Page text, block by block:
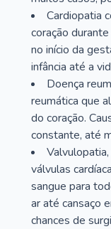
Cardiopatia
coração
no início da
infância até a
Doença
reumática que
do coração.
constante, até
válvulas
sangue para
ar até cansaço
chances de